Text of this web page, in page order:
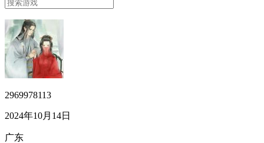
2969978113
2024年10月14日
广东